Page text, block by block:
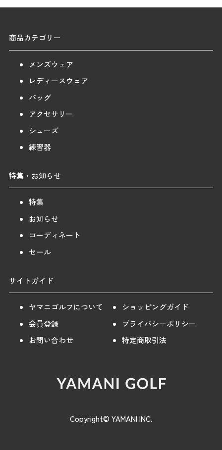
商品カテゴリー
メンズウェア
レディースウェア
バッグ
アクセサリー
シューズ
練習器
特集・お知らせ
特集
お知らせ
コーディネート
セール
サイトガイド
ヤマニゴルフについて
ショッピングガイド
会員登録
プライバシーポリシー
お問い合わせ
特定商取引法
Copyright© YAMANI INC.